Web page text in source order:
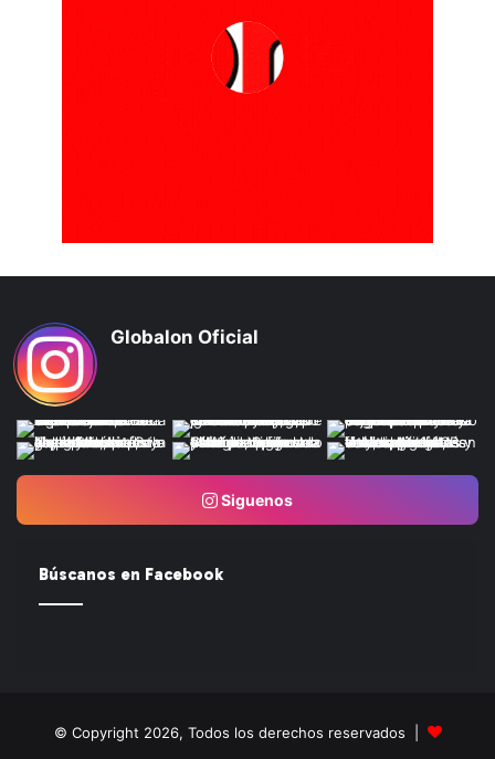
Globalon Oficial
Siguenos
Búscanos en Facebook
© Copyright 2026, Todos los derechos reservados |